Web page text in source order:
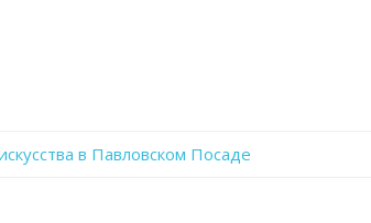
в Павловском Посаде